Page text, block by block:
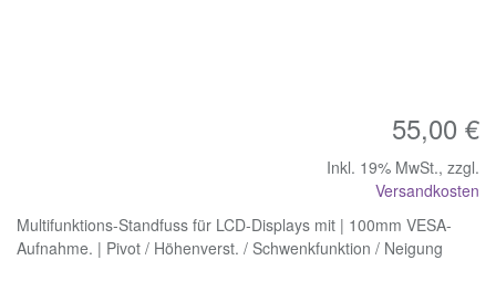
55,00 €
Inkl. 19% MwSt., zzgl.
Versandkosten
Multifunktions-Standfuss für LCD-Displays mit | 100mm VESA-
Aufnahme. | Pivot / Höhenverst. / Schwenkfunktion / Neigung